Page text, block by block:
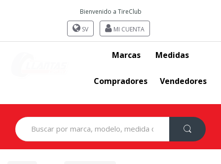
Bienvenido a TireClub
SV MI CUENTA
Marcas Medidas
Compradores Vendedores
Search
for: